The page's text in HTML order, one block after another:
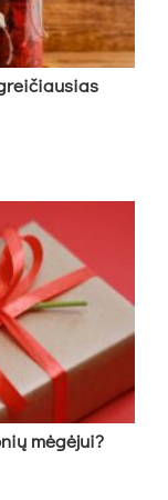
mėgėjui?